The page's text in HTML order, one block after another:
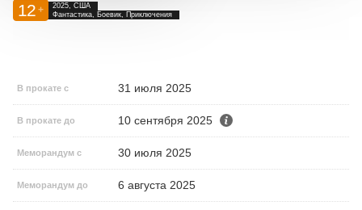
12 +
2025, США
Фантастика, Боевик, Приключения
В прокате с 31 июля 2025
В прокате до 10 сентября 2025
Меморандум с 30 июля 2025
Меморандум до 6 августа 2025